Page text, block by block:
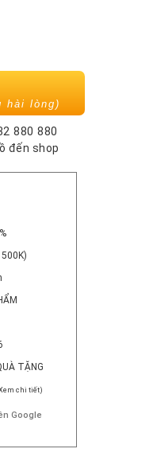
hài lòng)
880 880
đến shop
TẶNG
chi tiết)
Google